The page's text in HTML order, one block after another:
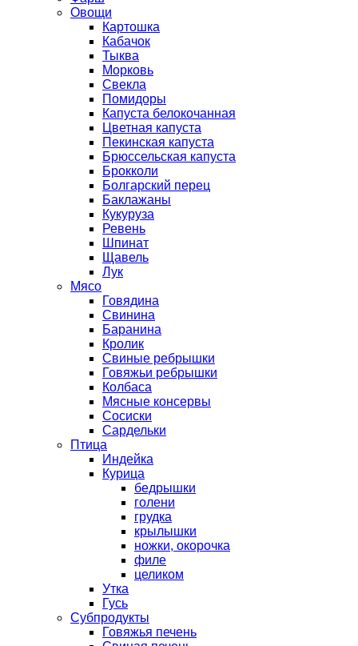
Овощи
Картошка
Кабачок
Тыква
Морковь
Свекла
Помидоры
Капуста белокочанная
Цветная капуста
Пекинская капуста
Брюссельская капуста
Брокколи
Болгарский перец
Баклажаны
Кукуруза
Ревень
Шпинат
Щавель
Лук
Мясо
Говядина
Свинина
Баранина
Кролик
Свиные ребрышки
Говяжьи ребрышки
Колбаса
Мясные консервы
Сосиски
Сардельки
Птица
Индейка
Курица
бедрышки
голени
грудка
крылышки
ножки, окорочка
филе
целиком
Утка
Гусь
Субпродукты
Говяжья печень